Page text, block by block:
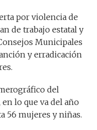
por violencia de
de trabajo estatal y
Municipales
y erradicación
del
lo que va del año
56 mujeres y niñas.